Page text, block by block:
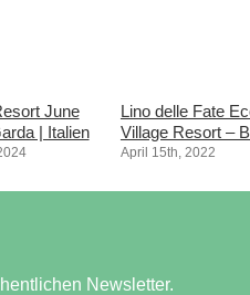
June
| Italien
Lino delle Fate
Village Resort –
April 15th, 2022
Newsletter.